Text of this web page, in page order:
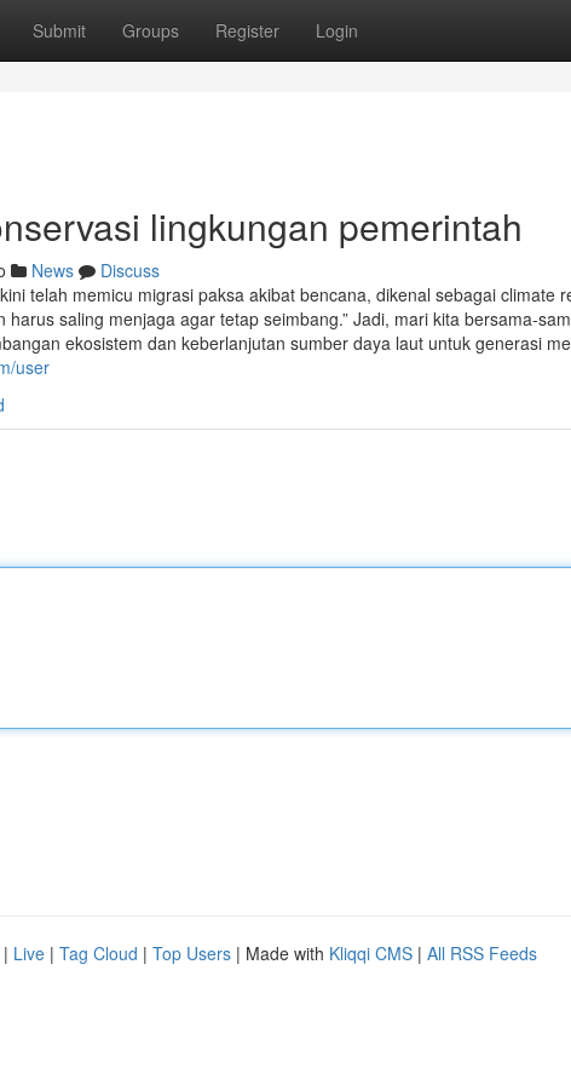
Submit Groups Register Login
lingkungan pemerintah
News
Discuss
telah memicu migrasi paksa akibat bencana, dikenal sebagai climate
saling menjaga agar tetap seimbang.” Jadi, mari kita bersama-
ekosistem dan keberlanjutan sumber daya laut untuk generasi
user
| Live | Tag Cloud | Top Users | Made with Kliqqi CMS | All RSS Feeds